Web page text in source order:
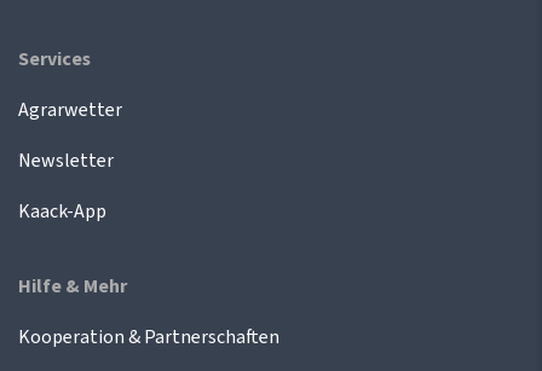
Services
Agrarwetter
Newsletter
Kaack-App
Hilfe & Mehr
Kooperation & Partnerschaften